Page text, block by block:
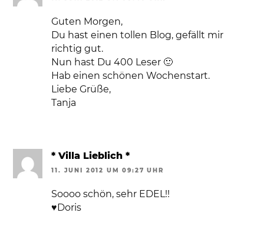
Guten Morgen,
Du hast einen tollen Blog, gefällt mir
richtig gut.
Nun hast Du 400 Leser 🙂
Hab einen schönen Wochenstart.
Liebe Grüße,
Tanja
* Villa Lieblich *
11. JUNI 2012 UM 09:27 UHR
Soooo schön, sehr EDEL!!
♥Doris